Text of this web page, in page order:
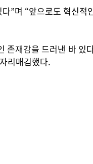
”며 “앞으로도 혁신적
존재감을 드러낸 바 있
리매김했다.